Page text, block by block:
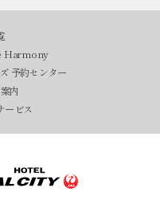
Harmony
予約センター
内
ービス